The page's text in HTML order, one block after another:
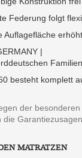
Federung folgt
Auflagefläche
|
besteht komplett
der
die
MATRATZEN